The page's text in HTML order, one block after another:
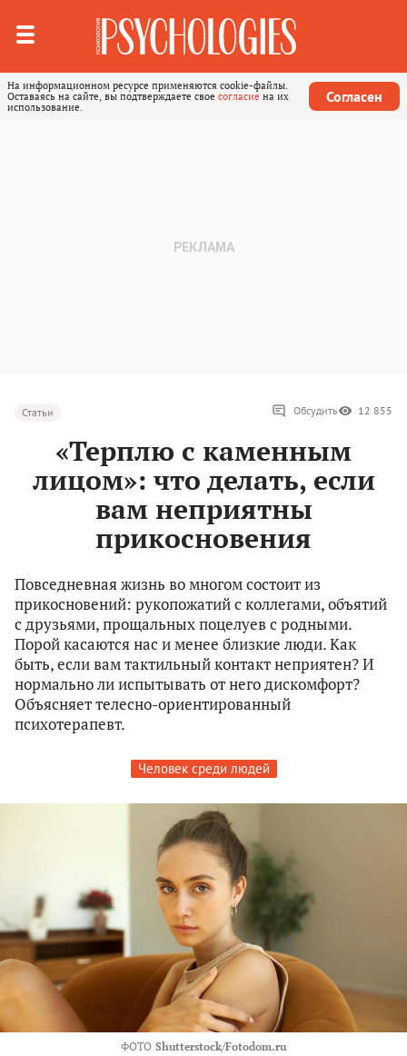
На информационном ресурсе применяются cookie-файлы.
Оставаясь на сайте, вы подтверждаете свое согласие на их
использование.
Согласен
Статьи Обсудить 12 855
«Терплю с каменным
лицом»: что делать, если
вам неприятны
прикосновения
Повседневная жизнь во многом состоит из
прикосновений: рукопожатий с коллегами, объятий
с друзьями, прощальных поцелуев с родными.
Порой касаются нас и менее близкие люди. Как
быть, если вам тактильный контакт неприятен? И
нормально ли испытывать от него дискомфорт?
Объясняет телесно-ориентированный
психотерапевт.
Человек среди людей
ФОТО Shutterstock/Fotodom.ru